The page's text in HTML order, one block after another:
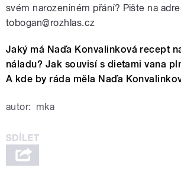
svém narozeniném přání? Pište na
tobogan@rozhlas.cz
Jaký má Naďa Konvalinková recept
náladu? Jak souvisí s dietami vana
A kde by ráda měla Naďa
autor: mka